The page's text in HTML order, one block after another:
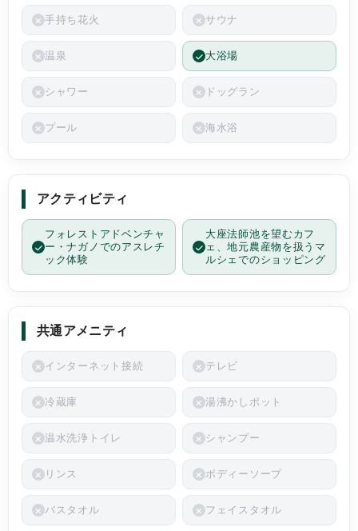
徒歩圏内に温泉施設もあるようなので次回は行
ってみたいです。
従業員の皆さまも親戚で素敵です。
手持ち花火 サウナ
温泉 大浴場
シャワー ドッグラン
プール 海水浴
アクティビティ
フォレストアドベンチャ
ー・ナガノでのアスレチ
ック体験
大座法師池を望むカフ
ェ、地元農産物を扱うマ
ルシェでのショッピング
共通アメニティ
インターネット接続 テレビ
冷蔵庫 湯沸かしポット
温水洗浄トイレ シャンプー
リンス ボディーソープ
バスタオル フェイスタオル